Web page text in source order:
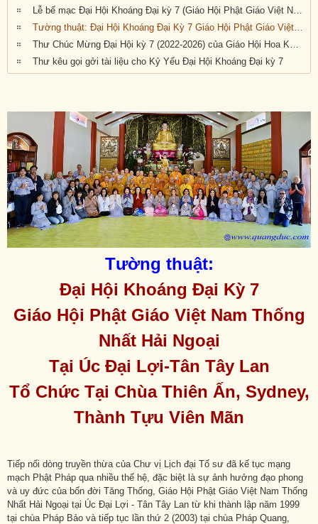
Lễ bế mạc Đại Hội Khoáng Đại kỳ 7 (Giáo Hội Phật Giáo Việt Nam Thống Nhất Hải Ngoại tại UĐL-TTL)
Tường thuật: Đại Hội Khoáng Đại Kỳ 7 Giáo Hội Phật Giáo Việt Nam Thống Nhất Hải Ngoại Tại Úc Đại Lợi-Tân Tây Lan Tổ Chức Tại Chùa Thiên Ấn, Sydney, Thành Tựu Viên Mãn
Thư Chúc Mừng Đại Hội kỳ 7 (2022-2026) của Giáo Hội Hoa Kỳ, Âu Châu và Canada
Thư kêu gọi gởi tài liệu cho Kỷ Yếu Đại Hội Khoáng Đại kỳ 7
Tường thuật:
Đại Hội Khoáng Đại Kỳ 7
Giáo Hội Phật Giáo Việt Nam Thống
Nhất Hải Ngoại
Tại Úc Đại Lợi-Tân Tây Lan
Tổ Chức Tại Chùa Thiên Ấn, Sydney,
Thành Tựu Viên Mãn
Tiếp nối dòng truyền thừa của Chư vị Lịch đại Tổ sư đã kế tục mạng
mạch Phật Pháp qua nhiều thế hệ, đặc biệt là sự ảnh hưởng đạo phong
và uy đức của bốn đời Tăng Thống, Giáo Hội Phật Giáo Việt Nam Thống
Nhất Hải Ngoại tại Úc Đại Lợi - Tân Tây Lan từ khi thành lập năm 1999
tại chùa Pháp Bảo và tiếp tục lần thứ 2 (2003) tại chùa Pháp Quang,